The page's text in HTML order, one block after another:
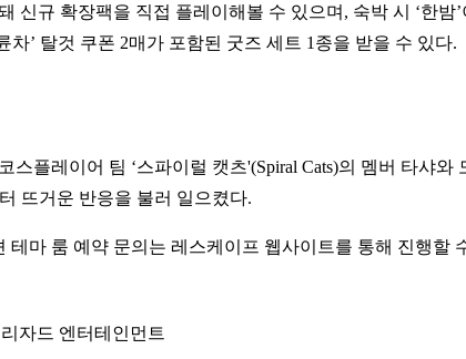
신규 확장팩을 직접 플레이해볼 수 있으며, 숙박 시 ‘한
차’ 탈것 쿠폰 2매가 포함된 굿즈 세트 1종을 받을 수 있다.
스플레이어 팀 ‘스파이럴 캣츠'(Spiral Cats)의 멤버 타샤
뜨거운 반응을 불러 일으켰다.
테마 룸 예약 문의는 레스케이프 웹사이트를 통해 진행
자드 엔터테인먼트